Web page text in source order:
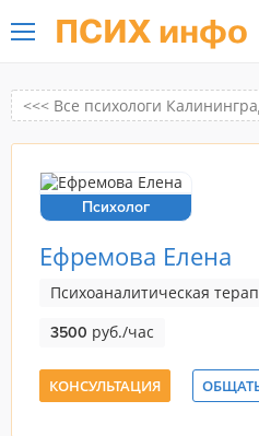
ПСИХ инфо
<<< Все психологи
Психолог
Ефремова Елена
Психоаналитическая
3500 руб./час
КОНСУЛЬТАЦИЯ